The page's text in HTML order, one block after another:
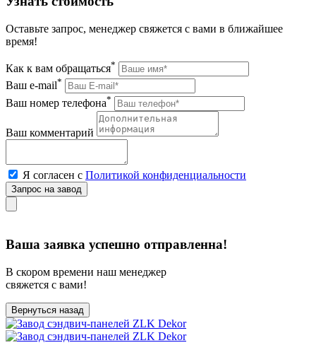
Оставьте запрос, менеджер свяжется с вами в ближайшее
время!
Как к вам обращаться*
Ваш e-mail*
Ваш номер телефона*
Ваш комментарий
Я согласен с Политикой конфиденциальности
Ваша заявка успешно отправленна!
В скором времени наш менеджер
свяжется с вами!
Вернуться назад